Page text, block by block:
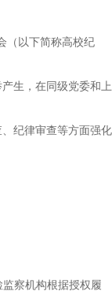
（以下简称高校纪
生，在同级党委和上
纪律审查等方面强化
察机构根据授权履